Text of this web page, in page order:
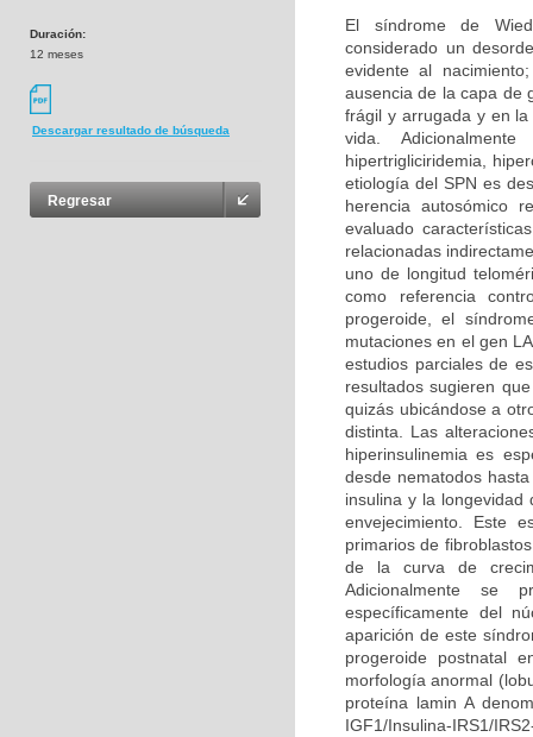
Duración:
12 meses
Descargar resultado de búsqueda
Regresar
El síndrome de
considerado un
evidente al
ausencia de la capa de
frágil y arrugada y en
vida.
hipertrigliciridemia,
etiología del SPN es
herencia autosómico
evaluado
relacionadas
uno de longitud
como referencia
progeroide, el
mutaciones en el gen
estudios parciales de
resultados sugieren
quizás ubicándose a
distinta. Las
hiperinsulinemia es
desde nematodos
insulina y la
envejecimiento. Este
primarios de
de la curva de
Adicionalmente se
específicamente del
aparición de este
progeroide postnatal
morfología anormal
proteína lamin A
IGF1/Insulina-IRS1/